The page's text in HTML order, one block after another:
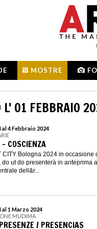
MOSTRE
L' 01 FEBBRAIO
al 4 Febbraio 2024
COSCIENZA
CITY Bologna 2024 in occasione
do ut do presenterà in anteprima
dell&r...
al 1 Marzo 2024
MUDIMA
/ PRESENCIAS